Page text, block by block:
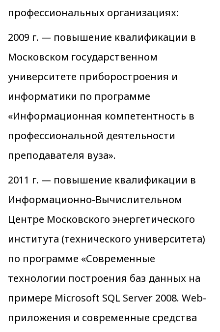
профессиональных организациях:
2009 г. — повышение квалификации в
Московском государственном
университете приборостроения и
информатики по программе
«Информационная компетентность в
профессиональной деятельности
преподавателя вуза».
2011 г. — повышение квалификации в
Информационно-Вычислительном
Центре Московского энергетического
института (технического университета)
по программе «Современные
технологии построения баз данных на
примере Microsoft SQL Server 2008. Web-
приложения и современные средства